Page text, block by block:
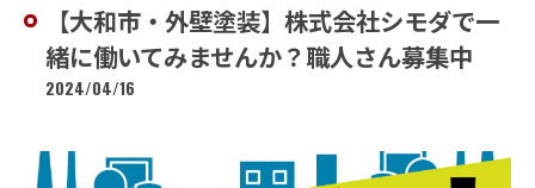
【大和市・外壁塗装】株式会社シモダで一
緒に働いてみませんか？職人さん募集中
2024/04/16